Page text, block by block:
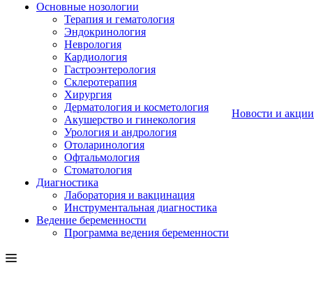
Основные нозологии
Терапия и гематология
Эндокринология
Неврология
Кардиология
Гастроэнтерология
Склеротерапия
Хирургия
Дерматология и косметология
Акушерство и гинекология
Урология и андрология
Отоларинология
Офтальмология
Стоматология
Диагностика
Лаборатория и вакцинация
Инструментальная диагностика
Ведение беременности
Программа ведения беременности
Новости и акции